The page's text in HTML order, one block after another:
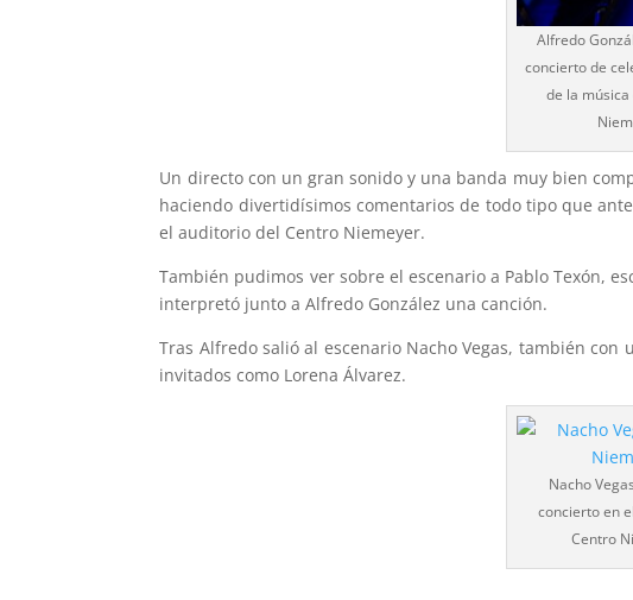
Alfredo
concierto de
de la
Un directo con un gran sonido y una banda muy bien
haciendo divertidísimos comentarios de todo tipo que
el auditorio del Centro Niemeyer.
También pudimos ver sobre el escenario a Pablo Texón,
interpretó junto a Alfredo González una canción.
Tras Alfredo salió al escenario Nacho Vegas, también
invitados como Lorena Álvarez.
Nacho
concierto en
Centro